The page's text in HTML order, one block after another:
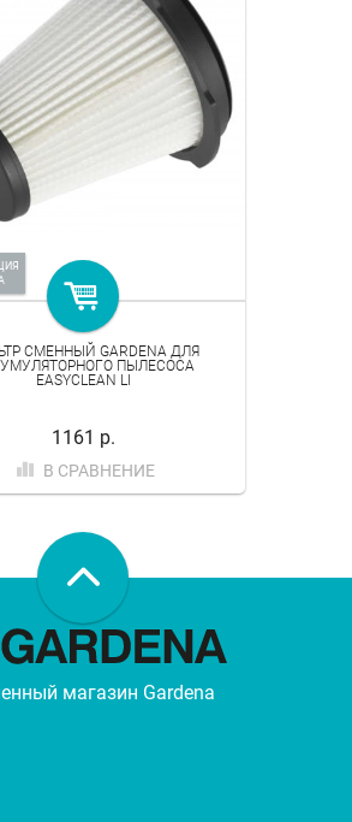
СМЕННЫЙ GARDENA ДЛЯ
ПЫЛЕСОСА
EASYCLEAN LI
1161 р.
В СРАВНЕНИЕ
магазин Gardena